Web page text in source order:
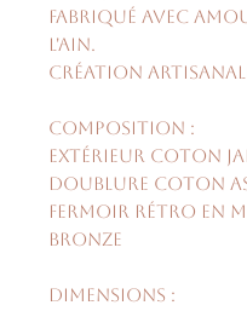
fabriqué avec
l'Ain.
Création
Composition :
Extérieur coton
doublure coton
fermoir rétro en
bronze
Dimensions :